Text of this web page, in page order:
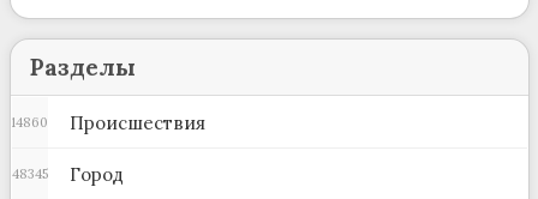
Разделы
Происшествия
14860
Город
48345